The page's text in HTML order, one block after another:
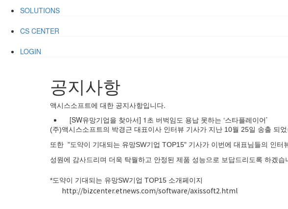
SOLUTIONS
CS CENTER
LOGIN
공지사항
액시스소프트에 대한 공지사항입니다.
[SW유망기업을 찾아서] 1초 버벅임도 용납 못하는 ‘스타플레이어’
(주)액시스소프트의 박경근 대표이사 인터뷰 기사가 지난 10월 25일 송출 되었
또한 "도약이 기대되는 유망SW기업 TOP15" 기사가 이번에 대표님들의 인터
성원에 감사드리며 더욱 탁월하고 안정된 제품 성능으로 보답드리도록 하겠습
*도약이 기대되는 유망SW기업 TOP15 소개페이지
http://bizcenter.etnews.com/software/axissoft2.html